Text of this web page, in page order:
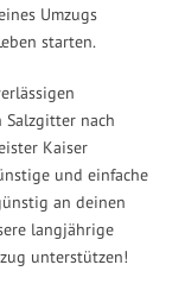
Umzugs
starten.
Salzgitter nach
Kaiser
und einfache
an deinen
langjährige
unterstützen!